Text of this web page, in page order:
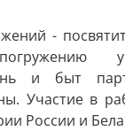
-
и быт
Участие в
России и